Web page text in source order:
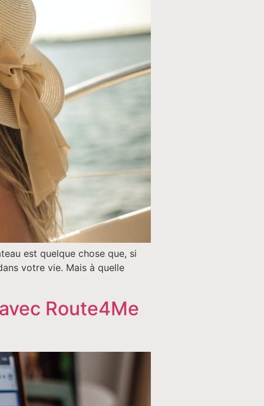
est quelque chose que, si
votre vie. Mais à quelle
Route4Me